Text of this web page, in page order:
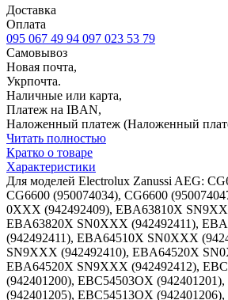
Доставка
Оплата
095 067 49 94 097 023 53 79
Самовывоз
Новая почта,
Укрпочта.
Наличные или карта,
Платеж на IBAN,
Наложенный платеж (Наложенный
Читать полностью
Кратко о товаре
Характеристики
Для моделей Electrolux Zanussi AEG:
CG6600 (950074034), CG6600
0XXX (942492409), EBA63810X
EBA63820X SN0XXX (942492411),
(942492411), EBA64510X SN0XXX
SN9XXX (942492410), EBA64520X
EBA64520X SN9XXX (942492412),
(942401200), EBC54503OX
(942401205), EBC54513OX